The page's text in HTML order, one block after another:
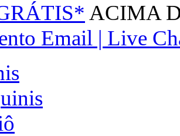
ACIMA
Email | Live